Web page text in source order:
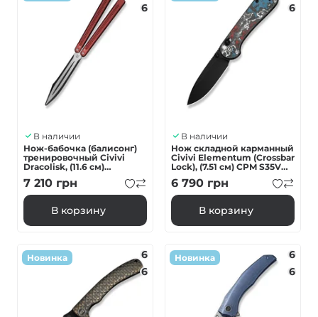
6
В наличии
Нож-бабочка (балисонг)
тренировочный Civivi
Dracolisk, (11.6 см)
9Cr18MoV / Алюминий
бордовый
7 210 грн
В корзину
6
В наличии
Нож складной карманный
Civivi Elementum (Crossbar
Lock), (7.51 см) CPM S35VN /
Nebula FatCarbon Fiber
черный/красный/синий/
белый
6 790 грн
В корзину
Новинка
6
6
Новинка
6
6